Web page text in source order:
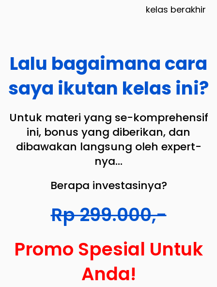
kelas berakhir
Lalu bagaimana cara
saya ikutan kelas ini?
Untuk materi yang se-komprehensif
ini, bonus yang diberikan, dan
dibawakan langsung oleh expert-
nya...
Berapa investasinya?
Rp 299.000,-
Promo Spesial Untuk
Anda!